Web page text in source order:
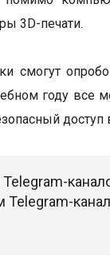
3D-печати.
смогут
году все
Telegram-
Telegram-